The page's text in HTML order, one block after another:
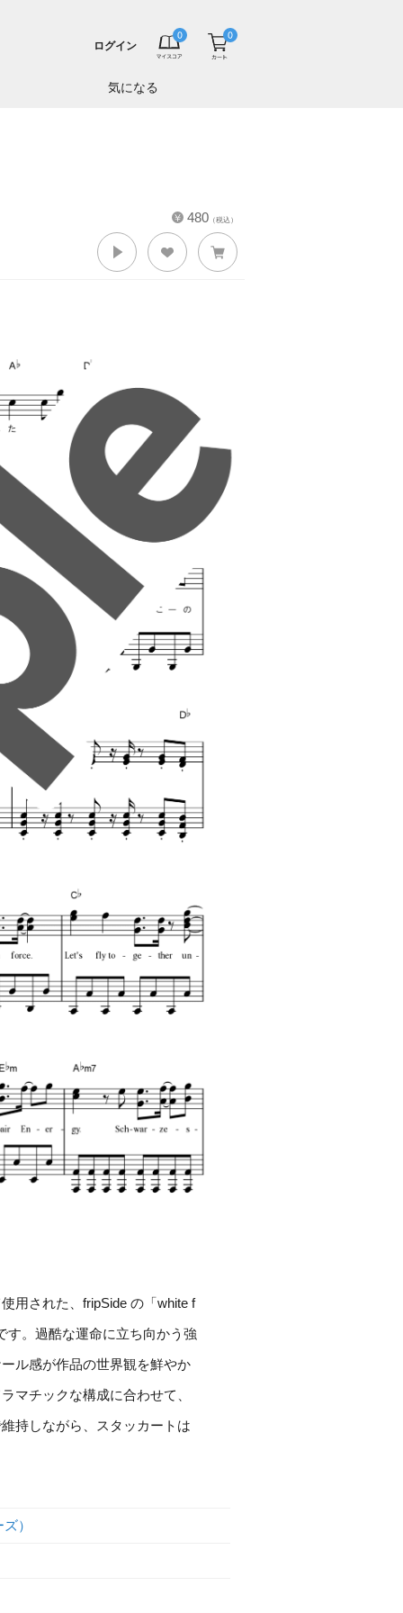
気になる
ログイン
480 （税込）
用された、fripSide の「white f
す。過酷な運命に立ち向かう強
ル感が作品の世界観を鮮やか
マチックな構成に合わせて、
持しながら、スタッカートは
）